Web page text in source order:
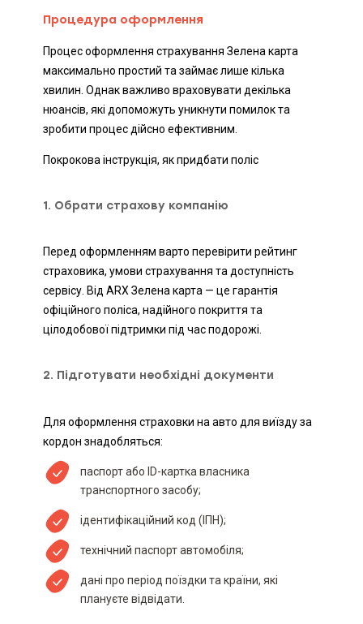
Процедура оформлення
Процес оформлення страхування Зелена карта
максимально простий та займає лише кілька
хвилин. Однак важливо враховувати декілька
нюансів, які допоможуть уникнути помилок та
зробити процес дійсно ефективним.
Покрокова інструкція, як придбати поліс
1. Обрати страхову компанію
Перед оформленням варто перевірити рейтинг
страховика, умови страхування та доступність
сервісу. Від ARX Зелена карта — це гарантія
офіційного поліса, надійного покриття та
цілодобової підтримки під час подорожі.
2. Підготувати необхідні документи
Для оформлення страховки на авто для виїзду за
кордон знадобляться:
паспорт або ID-картка власника
транспортного засобу;
ідентифікаційний код (ІПН);
технічний паспорт автомобіля;
дані про період поїздки та країни, які
плануєте відвідати.